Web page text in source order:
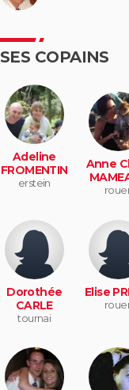
SES COPAINS
Adeline
FROMENTIN
erstein
Anne
Dorothée
CARLE
tournai
Elise